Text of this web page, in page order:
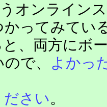
オンライン
ってみてい
、両方にボ
で、
よかっ
さい。